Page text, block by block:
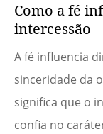
Como a fé
intercessão
A fé influencia
sinceridade da
significa que o
confia no